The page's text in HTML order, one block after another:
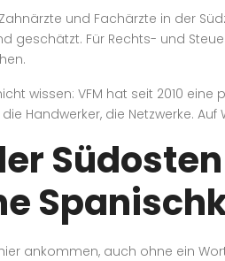
und Fachärzte in der
geschätzt. Für Rechts- und
wissen: VFM hat seit 2010
Handwerker, die Netzwerke.
ankommen, auch ohne ein